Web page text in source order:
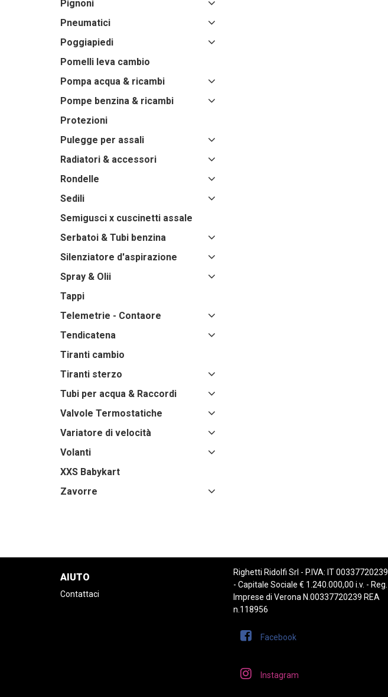
Pignoni
Pneumatici
Poggiapiedi
Pomelli leva cambio
Pompa acqua & ricambi
Pompe benzina & ricambi
Protezioni
Pulegge per assali
Radiatori & accessori
Rondelle
Sedili
Semigusci x cuscinetti assale
Serbatoi & Tubi benzina
Silenziatore d'aspirazione
Spray & Olii
Tappi
Telemetrie - Contaore
Tendicatena
Tiranti cambio
Tiranti sterzo
Tubi per acqua & Raccordi
Valvole Termostatiche
Variatore di velocità
Volanti
XXS Babykart
Zavorre
AIUTO
Contattaci
Righetti Ridolfi Srl - P.IVA: IT 00337720239
- Capitale Sociale € 1.240.000,00 i.v. - Reg.
Imprese di Verona N.00337720239 REA
n.118956
Facebook
Instagram